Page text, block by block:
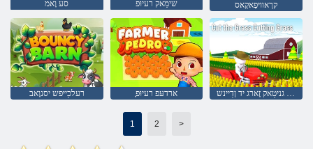
סע וָאמ שימַאק רעיוּפ קרָאוויפָאקָאס
רעלכַייּפש יסנוָאב ָארדעּפ רעיוּפ זָארג גניטַאק זָארג יד ןדַיינש
1 2 >